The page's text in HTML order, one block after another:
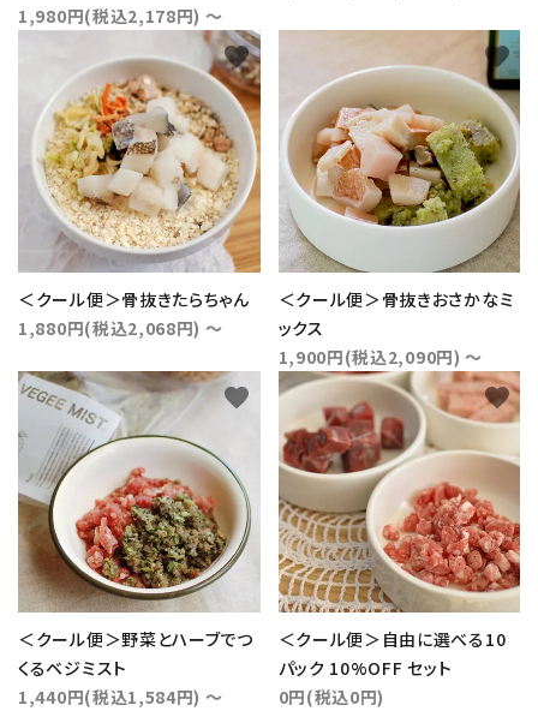
1,980円(税込2,178円) ～
＜クール便＞骨抜きたらちゃん
1,880円(税込2,068円) ～
favorite
＜クール便＞骨抜きおさかなミ
ックス
1,900円(税込2,090円) ～
favorite
＜クール便＞野菜とハーブでつ
くるベジミスト
1,440円(税込1,584円) ～
favorite
＜クール便＞自由に選べる10
パック 10%OFF セット
0円(税込0円)
favorite
検索する